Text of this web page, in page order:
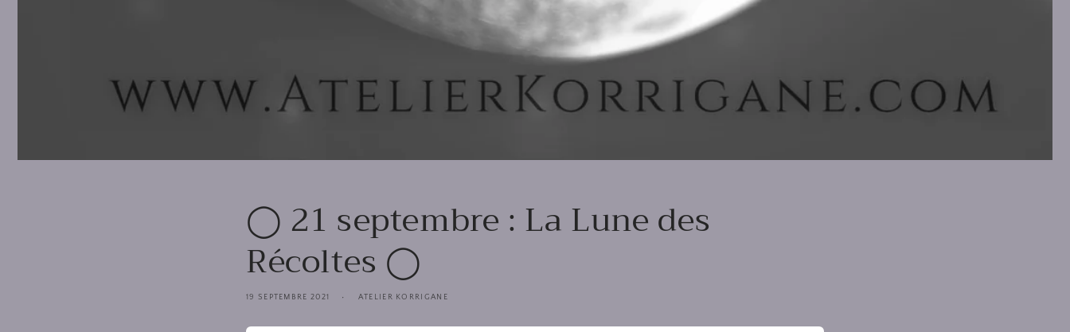
◯ 21 septembre : La Lune des
Récoltes ◯
19 SEPTEMBRE 2021 ATELIER KORRIGANE